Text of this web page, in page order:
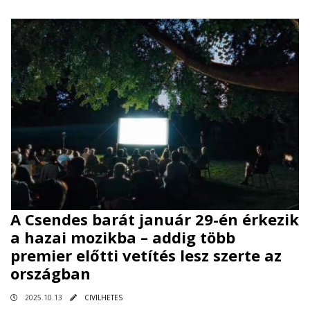
A Csendes barát január 29-én érkezik
a hazai mozikba – addig több
premier előtti vetítés lesz szerte az
országban
2025.10.13 CIVILHETES